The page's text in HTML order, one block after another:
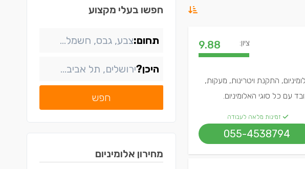
ציון: 9.88
התקנת ויטרינות, מעקות,
עם כל סוגי האלומיניום.
זמינות מלאה לעבודה
055-4538794
חפשו בעלי מקצוע
תחום:
היכן?
חפש
מחירון אלומיניום